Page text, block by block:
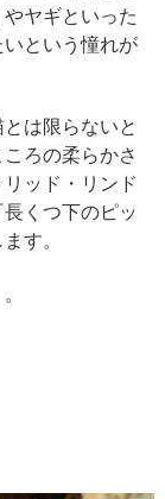
ヤギといった
という憧れが
は限らないと
ろの柔らかさ
ッド・リンド
くつ下のピッ
す。